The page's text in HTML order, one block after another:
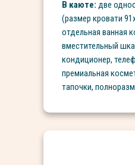
В каюте: две
(размер кровати
отдельная ванная
вместительный
кондиционер,
премиальная
тапочки,